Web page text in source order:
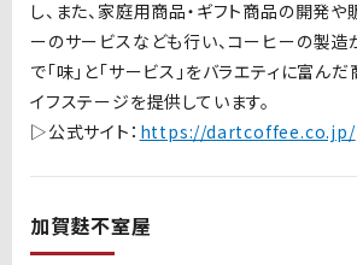
し、また、家庭用商品・ギフト商品の開発や
ーのサービスなども行い、コーヒーの製造
で「味」と「サービス」をバラエティに富ん
イフステージを提供しています。
▷公式サイト： https://dartcoffee.co.jp/
加賀麩不室屋